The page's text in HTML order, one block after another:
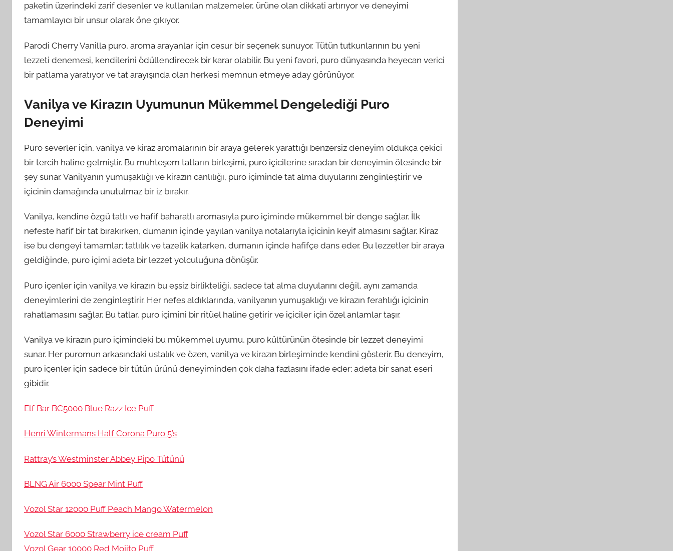
paketin üzerindeki zarif desenler ve kullanılan malzemeler, ürüne olan dikkati artırıyor ve deneyimi
tamamlayıcı bir unsur olarak öne çıkıyor.
Parodi Cherry Vanilla puro, aroma arayanlar için cesur bir seçenek sunuyor. Tütün tutkunlarının bu yeni
lezzeti denemesi, kendilerini ödüllendirecek bir karar olabilir. Bu yeni favori, puro dünyasında heyecan verici
bir patlama yaratıyor ve tat arayışında olan herkesi memnun etmeye aday görünüyor.
Vanilya ve Kirazın Uyumunun Mükemmel Dengelediği Puro
Deneyimi
Puro severler için, vanilya ve kiraz aromalarının bir araya gelerek yarattığı benzersiz deneyim oldukça çekici
bir tercih haline gelmiştir. Bu muhteşem tatların birleşimi, puro içicilerine sıradan bir deneyimin ötesinde bir
şey sunar. Vanilyanın yumuşaklığı ve kirazın canlılığı, puro içiminde tat alma duyularını zenginleştirir ve
içicinin damağında unutulmaz bir iz bırakır.
Vanilya, kendine özgü tatlı ve hafif baharatlı aromasıyla puro içiminde mükemmel bir denge sağlar. İlk
nefeste hafif bir tat bırakırken, dumanın içinde yayılan vanilya notalarıyla içicinin keyif almasını sağlar. Kiraz
ise bu dengeyi tamamlar; tatlılık ve tazelik katarken, dumanın içinde hafifçe dans eder. Bu lezzetler bir araya
geldiğinde, puro içimi adeta bir lezzet yolculuğuna dönüşür.
Puro içenler için vanilya ve kirazın bu eşsiz birlikteliği, sadece tat alma duyularını değil, aynı zamanda
deneyimlerini de zenginleştirir. Her nefes aldıklarında, vanilyanın yumuşaklığı ve kirazın ferahlığı içicinin
rahatlamasını sağlar. Bu tatlar, puro içimini bir ritüel haline getirir ve içiciler için özel anlamlar taşır.
Vanilya ve kirazın puro içimindeki bu mükemmel uyumu, puro kültürünün ötesinde bir lezzet deneyimi
sunar. Her puromun arkasındaki ustalık ve özen, vanilya ve kirazın birleşiminde kendini gösterir. Bu deneyim,
puro içenler için sadece bir tütün ürünü deneyiminden çok daha fazlasını ifade eder; adeta bir sanat eseri
gibidir.
Elf Bar BC5000 Blue Razz Ice Puff
Henri Wintermans Half Corona Puro 5’s
Rattray’s Westminster Abbey Pipo Tütünü
BLNG Air 6000 Spear Mint Puff
Vozol Star 12000 Puff Peach Mango Watermelon
Vozol Star 6000 Strawberry ice cream Puff
Vozol Gear 10000 Red Mojito Puff